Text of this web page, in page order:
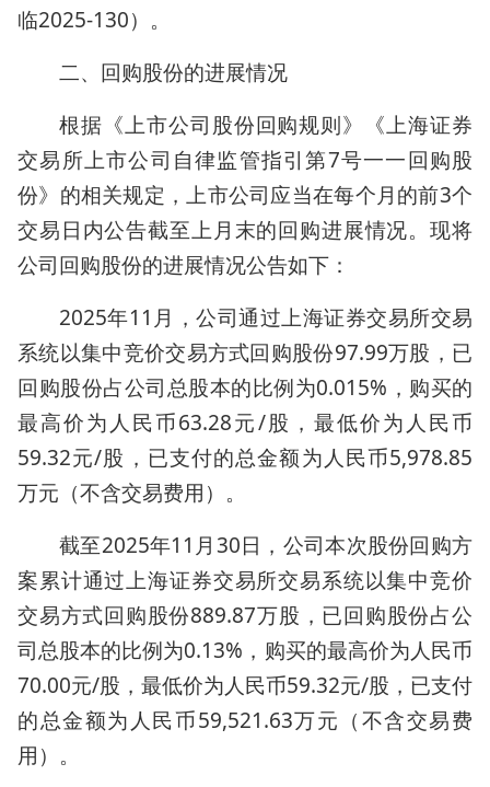
临2025-130）。
二、回购股份的进展情况
根据《上市公司股份回购规则》《上海证券
交易所上市公司自律监管指引第7号一一回购股
份》的相关规定，上市公司应当在每个月的前3个
交易日内公告截至上月末的回购进展情况。现将
公司回购股份的进展情况公告如下：
2025年11月，公司通过上海证券交易所交易
系统以集中竞价交易方式回购股份97.99万股，已
回购股份占公司总股本的比例为0.015%，购买的
最高价为人民币63.28元/股，最低价为人民币
59.32元/股，已支付的总金额为人民币5,978.85
万元（不含交易费用）。
截至2025年11月30日，公司本次股份回购方
案累计通过上海证券交易所交易系统以集中竞价
交易方式回购股份889.87万股，已回购股份占公
司总股本的比例为0.13%，购买的最高价为人民币
70.00元/股，最低价为人民币59.32元/股，已支付
的总金额为人民币59,521.63万元（不含交易费
用）。